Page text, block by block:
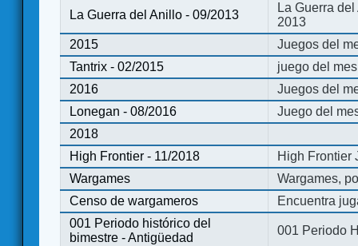
La Guerra del Anillo - 09/2013
La Guerra
2013
2015
Juegos del
Tantrix - 02/2015
juego del
2016
Juegos del
Lonegan - 08/2016
Juego del
2018
High Frontier - 11/2018
High Frontier
Wargames
Wargames,
Censo de wargameros
Encuentra
001 Periodo histórico del
bimestre - Antigüedad
001 Periodo